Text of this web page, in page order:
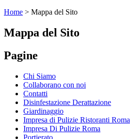
Home > Mappa del Sito
Mappa del Sito
Pagine
Chi Siamo
Collaborano con noi
Contatti
Disinfestazione Derattazione
Giardinaggio
Impresa di Pulizie Ristoranti Roma
Impresa Di Pulizie Roma
Portierato